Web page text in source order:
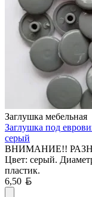
Заглушка мебельная
Заглушка под
серый
ВНИМАНИЕ!!
Цвет: серый.
пластик.
6,50